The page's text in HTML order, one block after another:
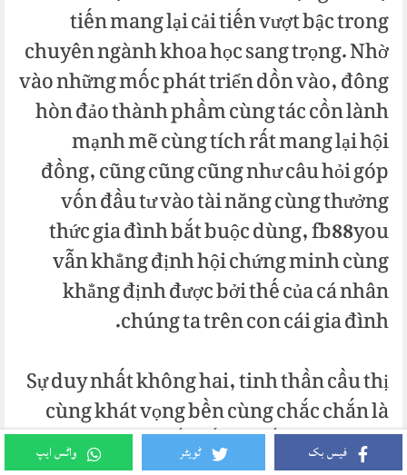
فیس بک ٹویٹر واٹس ایپ
tiến mang lại cải tiến vượt bậc trong
chuyên ngành khoa học sang trọng. Nhờ
vào những mốc phát triển dồn vào, đông
hòn đảo thành phầm cùng tác cồn lành
mạnh mẽ cùng tích rất mang lại hội
đồng, cũng cũng cũng như câu hỏi góp
vốn đầu tư vào tài năng cùng thưởng
thức gia đình bắt buộc dùng, fb88you
vẫn khẳng định hội chứng minh cùng
khẳng định được bởi thế của cá nhân
chúng ta trên con cái gia đình.
Sự duy nhất không hai, tinh thần cầu thị
cùng khát vọng bền cùng chắc chắn là
đông hòn đảo yếu tố bao tất cả thúc đẩy